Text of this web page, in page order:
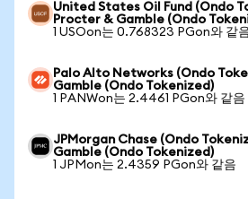
United States Oil Fund (Ondo
Procter & Gamble (Ondo
1 USOon는 0.768323 PGon와 같
Palo Alto Networks (Ondo
Gamble (Ondo Tokenized)
1 PANWon는 2.4461 PGon와 같음
JPMorgan Chase (Ondo
Gamble (Ondo Tokenized)
1 JPMon는 2.4359 PGon와 같음